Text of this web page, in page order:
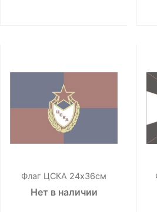
Флаг ЦСКА 24х36см
Нет в наличии